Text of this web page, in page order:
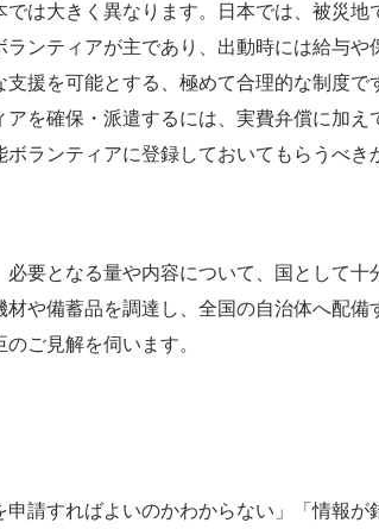
は大きく異なります。日本では、被災
ンティアが主であり、出動時には給与
援を可能とする、極めて合理的な制度
を確保・派遣するには、実費弁償に加え
ランティアに登録しておいてもらうべ
要となる量や内容について、国として十
や備蓄品を調達し、全国の自治体へ配
ご見解を伺います。
請すればよいのかわからない」「情報が